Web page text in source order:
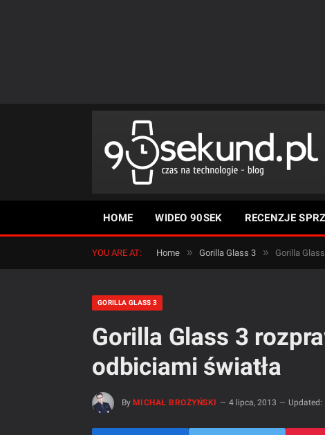
HOME WIDEO 90SEK RECENZJE
YOU ARE AT: Home » Gorilla Glass 3 » Gorilla
GORILLA GLASS 3
Gorilla Glass 3
odbiciami światła
By MICHAŁ BROŻYŃSKI 4 lipca, 2013 Updated: